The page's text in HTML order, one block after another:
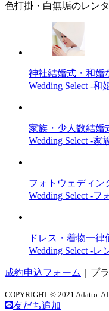
色打掛・白無垢のレン
神社結婚式・和婚
Wedding Select -和
家族・少人数結婚
Wedding Select -
フォトウェディン
Wedding Select -
ドレス・着物一
Wedding Select -レ
成約申込フォーム プ
COPYRIGHT © 2021 Adatto.
友だち追加